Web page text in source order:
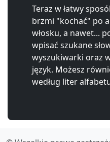
Teraz w łatwy
brzmi "kochać" po
włosku, a nawet...
wpisać szukane
wyszukiwarki oraz
język. Możesz
według liter